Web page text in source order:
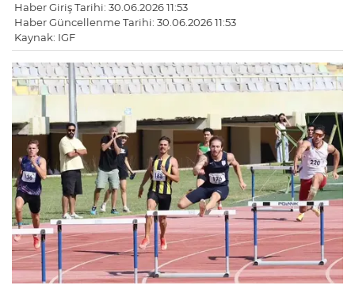
Haber Giriş Tarihi: 30.06.2026 11:53
Haber Güncellenme Tarihi: 30.06.2026 11:53
Kaynak: IGF